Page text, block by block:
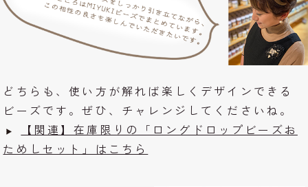
どちらも、使い方が解れば楽しくデザインできる
ビーズです。ぜひ、チャレンジしてくださいね。
【関連】在庫限りの「ロングドロップビーズお
ためしセット」はこちら